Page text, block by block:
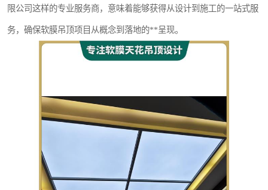
限公司这样的专业服务商，意味着能够获得从设计到施工的一站式服
务，确保软膜吊顶项目从概念到落地的**呈现。